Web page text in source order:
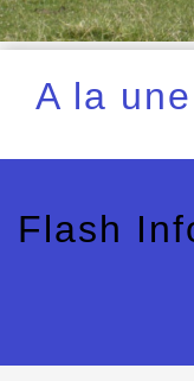
A la une
Flash